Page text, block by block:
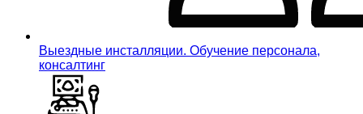
Выездные инсталляции. Обучение персонала,
консалтинг